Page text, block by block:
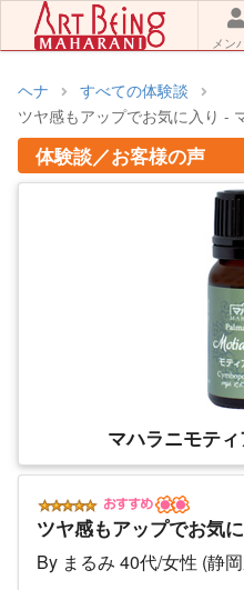
メン
ヘナ
すべての体験談
ツヤ感もアップでお気に入り -
体験談／お客様の声
マハラニモテ
ツヤ感もアップでお気
By まるみ 40代/女性 (静